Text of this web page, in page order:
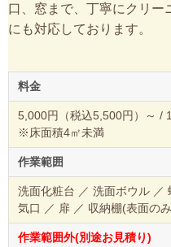
口、窓まで、丁寧にクリー
にも対応しております。
料金
5,000円（税込5,500円）～ /
※床面積4㎡未満
作業範囲
洗面化粧台 ／ 洗面ボウル ／
気口 ／ 扉 ／ 収納棚(表面の
作業範囲外(別途お見積り)